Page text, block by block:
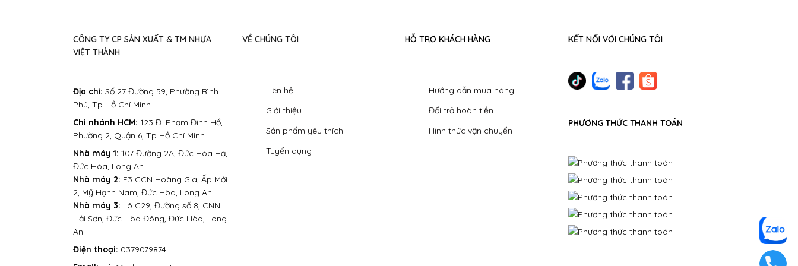
VỀ CHÚNG TÔI
Liên hệ
Giới thiệu
Sản phẩm yêu thích
Tuyển dụng
HỖ TRỢ KHÁCH HÀNG
Hướng dẫn mua hàng
Đổi trả hoàn tiền
Hình thức vận chuyển
KẾT NỐI VỚI CHÚNG TÔI
PHƯƠNG THỨC THANH TOÁN
Địa chỉ: Số 27 Đường 59, Phường Bình
Phú, Tp Hồ Chí Minh
Điện thoại: 0379079874
CÔNG TY CP SẢN XUẤT & TM NHỰA
VIỆT THÀNH
Nhà máy 1: 107 Đường 2A, Đức Hòa Hạ,
Đức Hòa, Long An..
Nhà máy 2: E3 CCN Hoàng Gia, Ấp Mới
2, Mỹ Hạnh Nam, Đức Hòa, Long An
Nhà máy 3: Lô C29, Đường số 8, CNN
Hải Sơn, Đức Hòa Đông, Đức Hòa, Long
An.
Chi nhánh HCM: 123 Đ. Phạm Đình Hổ,
Phường 2, Quận 6, Tp Hồ Chí Minh